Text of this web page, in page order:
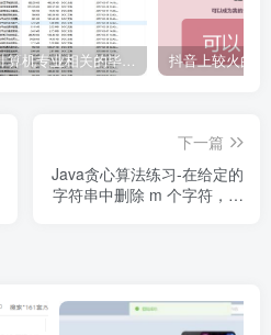
计算机专业相关的毕业设计论文合集免费下载
下一篇
Java贪心算法练习-在给定的
字符串中删除 m 个字符，使